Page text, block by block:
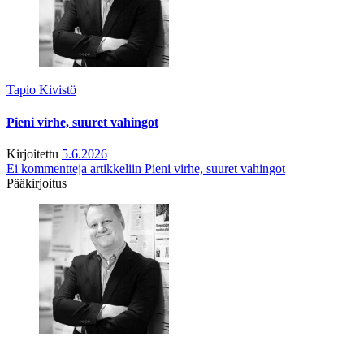
Tapio Kivistö
Pieni virhe, suuret vahingot
Kirjoitettu 5.6.2026
Ei kommentteja artikkeliin Pieni virhe, suuret vahingot
Pääkirjoitus